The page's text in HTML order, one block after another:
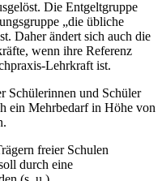
Die Entgeltgruppe
„die übliche
Daher ändert sich auch die
wenn ihre Referenz
Lehrkraft ist.
Schülerinnen und Schüler
ein Mehrbedarf in Höhe von
freier Schulen
durch eine